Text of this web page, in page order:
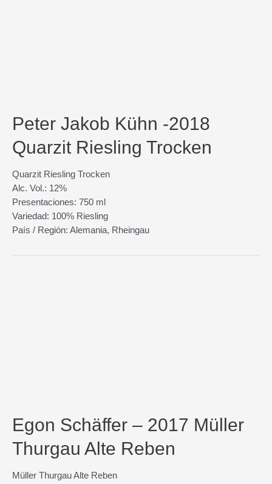
Peter Jakob Kühn -2018
Quarzit Riesling Trocken
Quarzit Riesling Trocken
Alc. Vol.: 12%
Presentaciones: 750 ml
Variedad: 100% Riesling
País / Región: Alemania, Rheingau
Egon Schäffer – 2017 Müller
Thurgau Alte Reben
Müller Thurgau Alte Reben